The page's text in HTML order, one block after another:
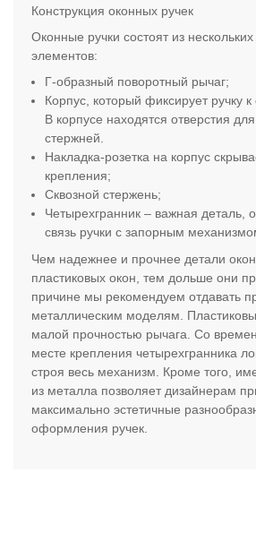
Конструкция оконных ручек
Оконные ручки состоят из
элементов:
Г-образный поворотный рычаг;
Корпус, который фиксирует ручку
В корпусе находятся отверстия
стержней.
Накладка-розетка на корпус
крепления;
Сквозной стержень;
Четырехгранник – важная деталь,
связь ручки с запорным
Чем надежнее и прочнее детали
пластиковых окон, тем дольше они
причине мы рекомендуем отдавать
металлическим моделям.
малой прочностью рычага. Со
месте крепления четырехгранника
строя весь механизм. Кроме того,
из металла позволяет дизайнерам
максимально эстетичные
оформления ручек.